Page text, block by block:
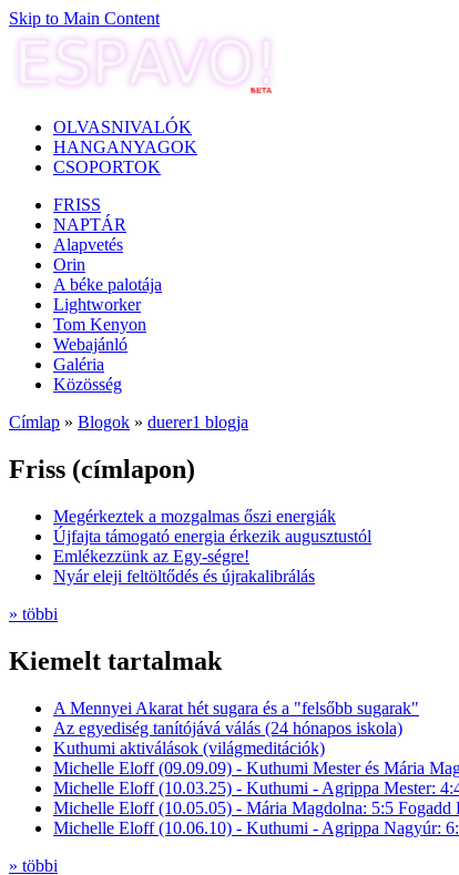
Skip to Main Content
OLVASNIVALÓK
HANGANYAGOK
CSOPORTOK
FRISS
NAPTÁR
Alapvetés
Orin
A béke palotája
Lightworker
Tom Kenyon
Webajánló
Galéria
Közösség
Címlap » Blogok » duerer1 blogja
Friss (címlapon)
Megérkeztek a mozgalmas őszi energiák
Újfajta támogató energia érkezik augusztustól
Emlékezzünk az Egy-ségre!
Nyár eleji feltöltődés és újrakalibrálás
» többi
Kiemelt tartalmak
A Mennyei Akarat hét sugara és a "felsőbb sugarak"
Az egyediség tanítójává válás (24 hónapos iskola)
Kuthumi aktiválások (világmeditációk)
Michelle Eloff (09.09.09) - Kuthumi Mester és Mária
Michelle Eloff (10.03.25) - Kuthumi - Agrippa Mester:
Michelle Eloff (10.05.05) - Mária Magdolna: 5:5 Fogadd
Michelle Eloff (10.06.10) - Kuthumi - Agrippa Nagyúr:
» többi